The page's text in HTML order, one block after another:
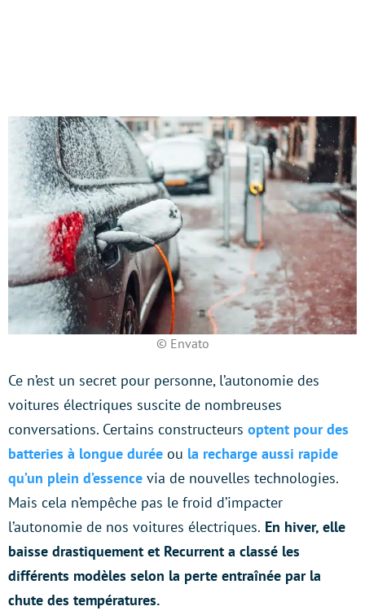
© Envato
Ce n’est un secret pour personne, l’autonomie des
voitures électriques suscite de nombreuses
conversations. Certains constructeurs optent pour des
batteries à longue durée ou la recharge aussi rapide
qu’un plein d’essence via de nouvelles technologies.
Mais cela n’empêche pas le froid d’impacter
l’autonomie de nos voitures électriques. En hiver, elle
baisse drastiquement et Recurrent a classé les
différents modèles selon la perte entraînée par la
chute des températures.